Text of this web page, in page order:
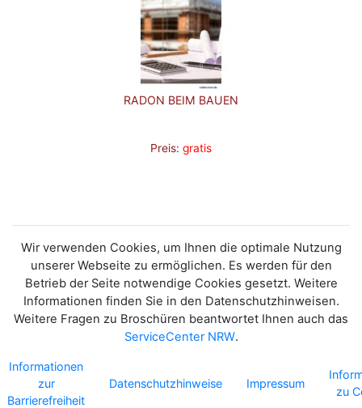
RADON BEIM BAUEN
Preis: gratis
Wir verwenden Cookies, um Ihnen die optimale Nutzung
unserer Webseite zu ermöglichen. Es werden für den
Betrieb der Seite notwendige Cookies gesetzt. Weitere
Informationen finden Sie in den Datenschutzhinweisen.
Weitere Fragen zu Broschüren beantwortet Ihnen auch das
ServiceCenter NRW.
Informationen
zur
Barrierefreiheit
Datenschutzhinweise Impressum
zu